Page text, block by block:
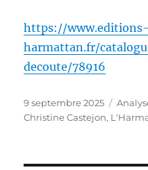
https://www.editions-
harmattan.fr/
decoute/78916
Publié
le
9 septembre 2025
Christine Castejon,